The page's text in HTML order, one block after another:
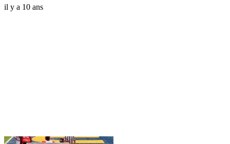
il y a 10 ans